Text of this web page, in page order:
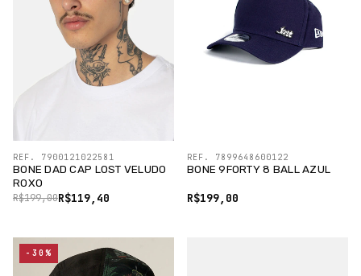
BONE DAD CAP LOST VELUDO
ROXO
R$119,40
R$199,00
REF. 7900121022581
BONE 9FORTY 8 BALL AZUL
R$199,00
REF. 7899648600122
-30%